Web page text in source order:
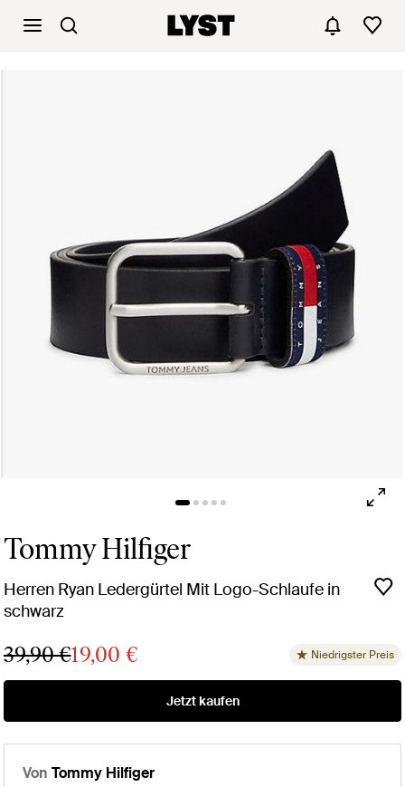
Tommy Hilfiger
Herren Ryan Ledergürtel Mit Logo-Schlaufe in
schwarz
39,90 €19,00 € Niedrigster Preis
Jetzt kaufen
Von Tommy Hilfiger